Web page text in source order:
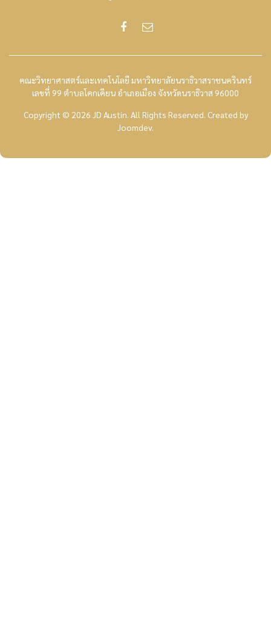
คณะวิทยาศาสตร์และเทคโนโลยี มหาวิทยาลัยนราธิวาสราชนครินทร์
เลขที่ 99 ตำบลโคกเคียน อำเภอเมือง จังหวัดนราธิวาส 96000
Copyright © 2026 JD Austin. All Rights Reserved. Created by
Joomdev.